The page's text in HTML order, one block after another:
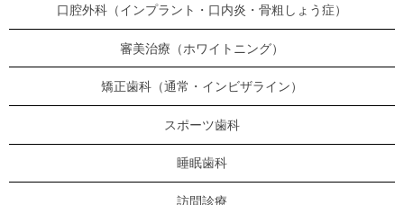
口腔外科（インプラント・口内炎・骨粗しょう症）
審美治療（ホワイトニング）
矯正歯科（通常・インビザライン）
スポーツ歯科
睡眠歯科
訪問診療